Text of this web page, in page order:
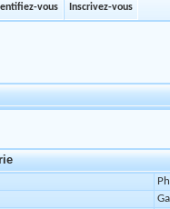
vous Inscrivez-vous